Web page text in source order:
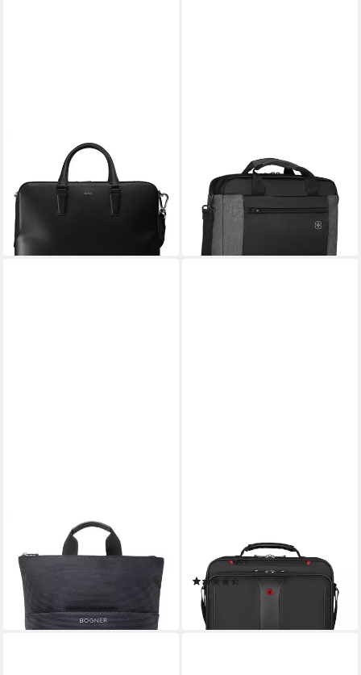
Aktentasche Luminary, Leder
474,76 € UVP599,00 €
-21%
lieferbar - in 2-3 Werktagen bei dir
Laptoptasche Aktentasche
Underground 16" Laptop 9
Liter Tablet-Fach Schwarz
ab 56,94 €
leider ausverkauft
Rucksack Keystone
240,50 €
325,00 €
-26%
lieferbar - in 2-3 Werktagen bei dir
Laptoptasche 16 Zoll Laptop-
Aktentasche, schwarz
(7)
ab 41,90 €
lieferbar - in 2-3 Werktagen bei dir